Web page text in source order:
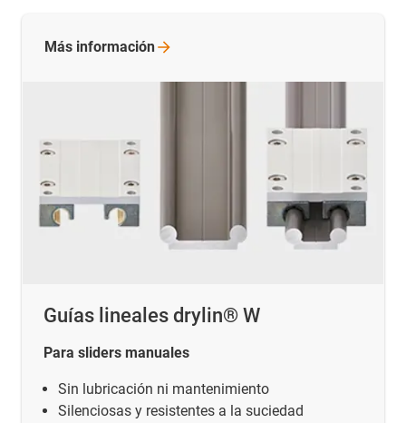
Guías lineales drylin® W
Para sliders manuales
Sin lubricación ni mantenimiento
Silenciosas y resistentes a la suciedad
Más información